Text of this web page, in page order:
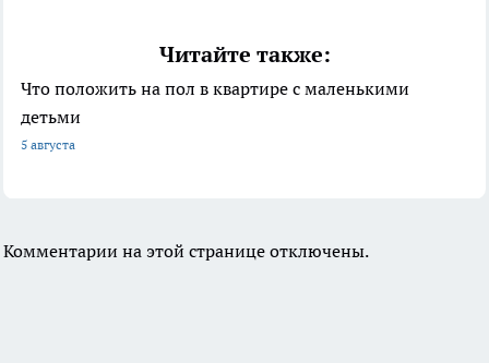
Читайте также:
Что положить на пол в квартире с маленькими
детьми
5 августа
Комментарии на этой странице отключены.